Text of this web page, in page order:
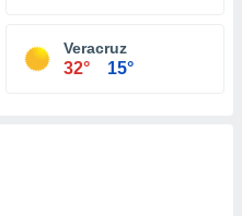
Veracruz
32° 15°